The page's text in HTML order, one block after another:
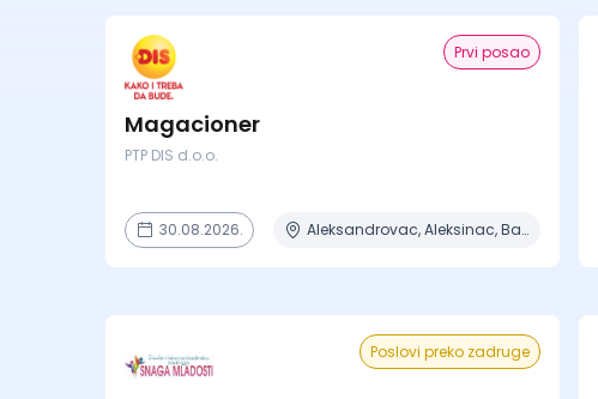
Prvi posao
Magacioner
PTP DIS d.o.o.
30.08.2026. Aleksandrovac, Aleksinac, Batočina, Bela Crkva, Beograd + 7 mesta
Poslovi preko zadruge